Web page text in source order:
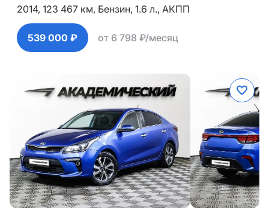
2014, 123 467 км, Бензин, 1.6 л., АКПП
539 000 ₽ от 6 798 ₽/месяц